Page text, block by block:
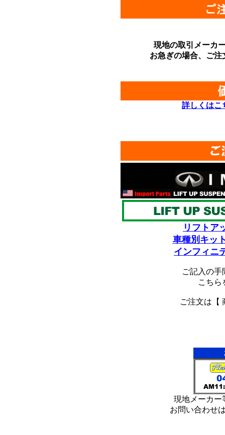
現地の取引メーカ
お急ぎの場合、ご
詳しくはこ
リフトア
車種別キッ
インフィニ
ご記入の手
こちら
ご注文は【
現地メーカー
お問い合わせ